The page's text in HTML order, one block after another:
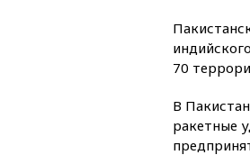
70
В
ракетные